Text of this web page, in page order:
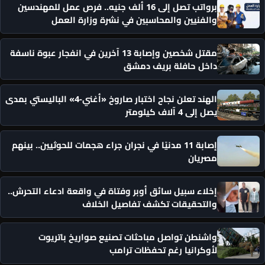
برواتب تصل إلى 16 ألف جنيه.. فرص عمل للمهندسين
والفنيين والمحاسبين في نشرة وزارة العمل
مقتل شخصين وإصابة 13 آخرين في انفجار عبوة ناسفة
داخل حافلة بريف دمشق
الهند تعلن نجاح اختبار صاروخ «أغني-4» الباليستي بمدى
يصل إلى 4 آلاف كيلومتر
إصابة 11 مدنيًا في نجران جراء هجمات للحوثيين.. بينهم
مصريان
إخلاء سبيل سائق أوبر وفتاة في واقعة ادعاء التحرش..
والتحقيقات تكشف تفاصيل الخلاف
واشنطن تواصل مباحثات تصنيع صواريخ باتريوت
لأوكرانيا رغم تحفظات ترامب